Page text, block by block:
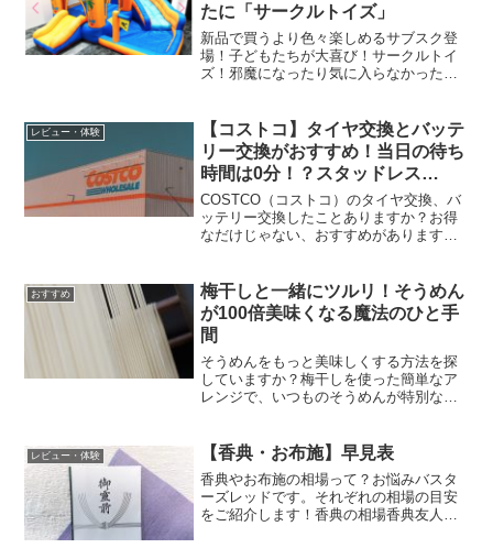
たに「サークルトイズ」
新品で買うより色々楽しめるサブスク登
場！子どもたちが大喜び！サークルトイ
ズ！邪魔になったり気に入らなかったり
レビュー・体験
【コストコ】タイヤ交換とバッテ
リー交換がおすすめ！当日の待ち
時間は0分！？スタッドレス
も！？
COSTCO（コストコ）のタイヤ交換、バ
ッテリー交換したことありますか？お得
なだけじゃない、おすすめがあります！
ている。実質、待ち時間なし！これは、
本当におすすめです！是非お試し下さ
い。
おすすめ
梅干しと一緒にツルリ！そうめん
が100倍美味くなる魔法のひと手
間
そうめんをもっと美味しくする方法を探
していますか？梅干しを使った簡単なア
レンジで、いつものそうめんが特別な一
レビュー・体験 【香典・お布施】早見表
香典やお布施の相場って？お悩みバスタ
ーズレッドです。それぞれの相場の目安
をご紹介します！香典の相場香典友人・